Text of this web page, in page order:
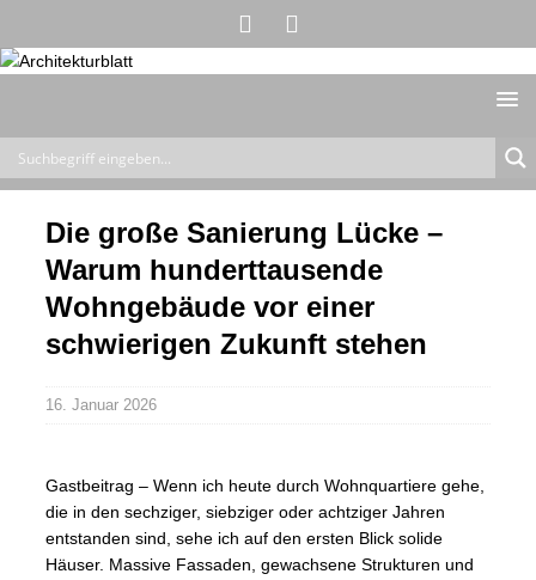
Die große Sanierung Lücke –
Warum hunderttausende
Wohngebäude vor einer
schwierigen Zukunft stehen
16. Januar 2026
Gastbeitrag – Wenn ich heute durch Wohnquartiere gehe,
die in den sechziger, siebziger oder achtziger Jahren
entstanden sind, sehe ich auf den ersten Blick solide
Häuser. Massive Fassaden, gewachsene Strukturen und